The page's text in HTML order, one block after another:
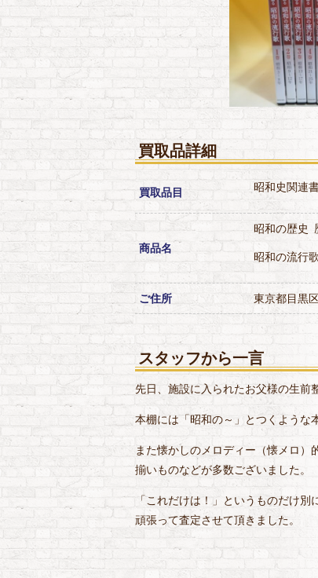
買取品詳細
買取品目 昭和史関連
商品名
昭和の歴史
昭和の流行
ご住所 東京都目黒
スタッフから一言
先日、施設に入られたお父様の生前
本棚には「昭和の～」とつくような
また懐かしのメロディー（懐メロ）
揃いものなどが多数ございました。
「これだけは！」というものだけ別
頑張って査定させて頂きました。